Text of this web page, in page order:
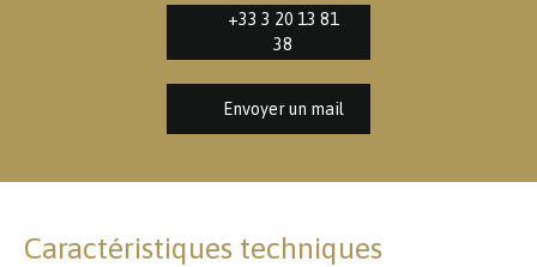
+33 3 20 13 81
38
Envoyer un mail
Caractéristiques techniques